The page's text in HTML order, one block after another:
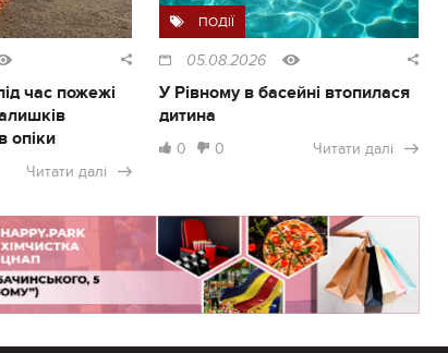
час пожежі
опіки
Читати далі
ПОДІЇ
05.08.2026
У Рівному в басейні втопилася
дитина
0 0 Читати далі